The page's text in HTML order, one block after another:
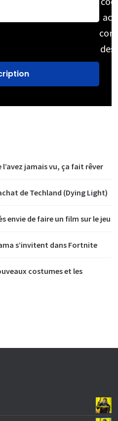
des
jamais vu, ça fait rêver
de Techland (Dying Light)
envie de faire un film sur le jeu
s’invitent dans Fortnite
costumes et les